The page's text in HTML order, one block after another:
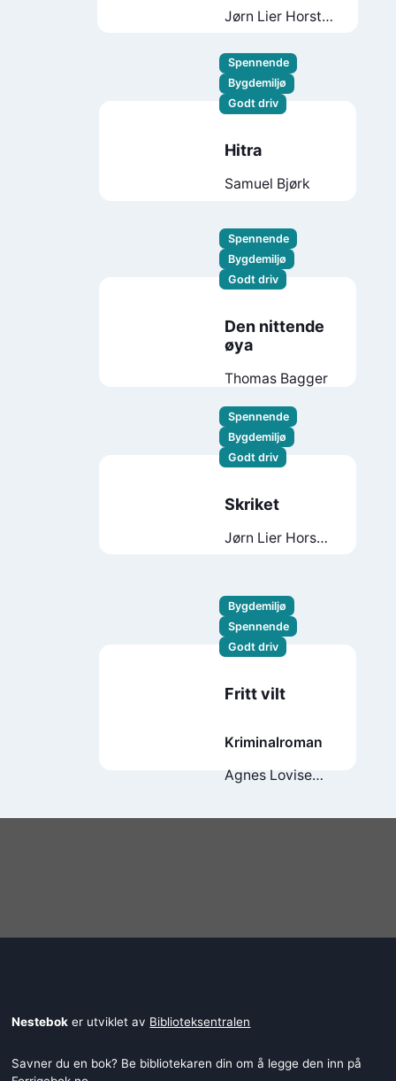
Jørn Lier Horst
Enger
Spennende
Bygdemiljø
Godt driv
Hitra
Samuel Bjørk
Spennende
Bygdemiljø
Godt driv
Den nittende
øya
Thomas Bagger
Spennende
Bygdemiljø
Godt driv
Skriket
Jørn Lier Horst
Bygdemiljø
Spennende
Godt driv
Fritt vilt
Kriminalroman
Agnes Lovise
Nestebok er utviklet av Biblioteksentralen
Savner du en bok? Be bibliotekaren din om å legge den inn på